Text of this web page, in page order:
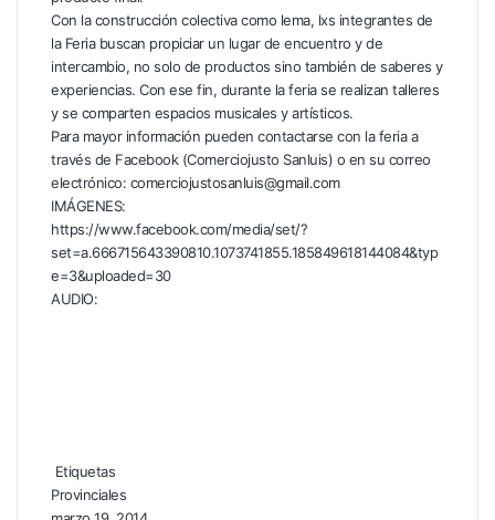
Con la construcción colectiva como lema, lxs integrantes de
la Feria buscan propiciar un lugar de encuentro y de
intercambio, no solo de productos sino también de saberes y
experiencias. Con ese fin, durante la feria se realizan talleres
y se comparten espacios musicales y artísticos.
Para mayor información pueden contactarse con la feria a
través de Facebook (Comerciojusto Sanluis) o en su correo
electrónico: comerciojustosanluis@gmail.com
IMÁGENES:
https://www.facebook.com/media/set/?
set=a.666715643390810.1073741855.185849618144084&typ
e=3&uploaded=30
AUDIO:
Etiquetas
Provinciales